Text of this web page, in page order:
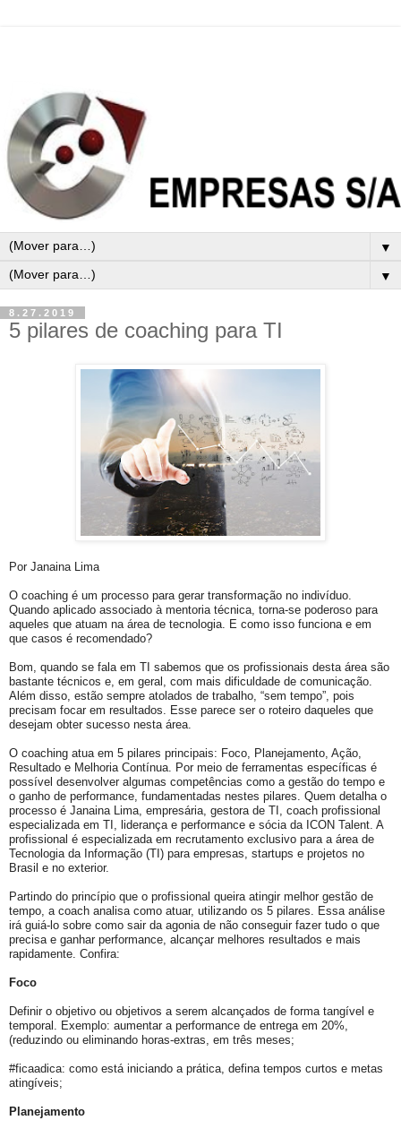
▼
▼
8.27.2019
5 pilares de coaching para TI
Por Janaina Lima
O coaching é um processo para gerar transformação no indivíduo.
Quando aplicado associado à mentoria técnica, torna-se poderoso para
aqueles que atuam na área de tecnologia. E como isso funciona e em
que casos é recomendado?
Bom, quando se fala em TI sabemos que os profissionais desta área são
bastante técnicos e, em geral, com mais dificuldade de comunicação.
Além disso, estão sempre atolados de trabalho, “sem tempo”, pois
precisam focar em resultados. Esse parece ser o roteiro daqueles que
desejam obter sucesso nesta área.
O coaching atua em 5 pilares principais: Foco, Planejamento, Ação,
Resultado e Melhoria Contínua. Por meio de ferramentas específicas é
possível desenvolver algumas competências como a gestão do tempo e
o ganho de performance, fundamentadas nestes pilares. Quem detalha o
processo é Janaina Lima, empresária, gestora de TI, coach profissional
especializada em TI, liderança e performance e sócia da ICON Talent. A
profissional é especializada em recrutamento exclusivo para a área de
Tecnologia da Informação (TI) para empresas, startups e projetos no
Brasil e no exterior.
Partindo do princípio que o profissional queira atingir melhor gestão de
tempo, a coach analisa como atuar, utilizando os 5 pilares. Essa análise
irá guiá-lo sobre como sair da agonia de não conseguir fazer tudo o que
precisa e ganhar performance, alcançar melhores resultados e mais
rapidamente. Confira:
Foco
Definir o objetivo ou objetivos a serem alcançados de forma tangível e
temporal. Exemplo: aumentar a performance de entrega em 20%,
(reduzindo ou eliminando horas-extras, em três meses;
#ficaadica: como está iniciando a prática, defina tempos curtos e metas
atingíveis;
Planejamento